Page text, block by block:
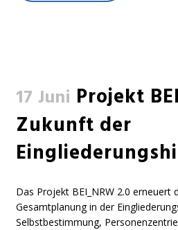
17 Juni Projekt
Zukunft der
Das Projekt BEI_NRW 2.0 erneuert
Gesamtplanung in der
Selbstbestimmung,